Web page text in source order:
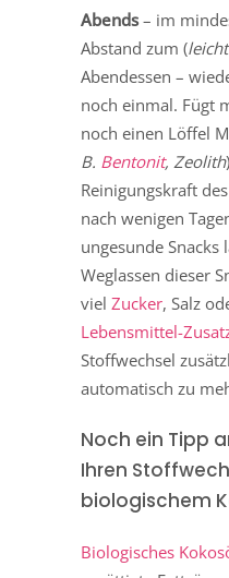
Abends– im
Abstand zum (
Abendessen –
noch einmal. Fügt
noch einen Löffel
B. Bentonit, Zeolith
Reinigungskraft
nach wenigen
ungesunde Snacks
Weglassen dieser
viel Zucker, Salz
Lebensmittel-
Stoffwechsel
automatisch zu
Noch ein Tipp
Ihren
biologischem
Biologisches